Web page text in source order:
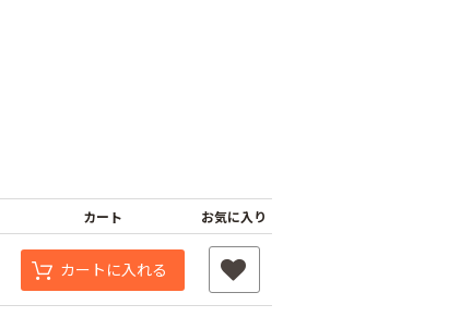
カート お気に入り
カートに入れる